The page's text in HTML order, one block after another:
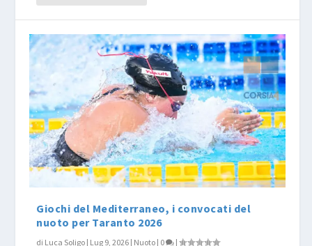
Giochi del Mediterraneo, i convocati del
nuoto per Taranto 2026
di Luca Soligo | Lug 9, 2026 | Nuoto | 0 |